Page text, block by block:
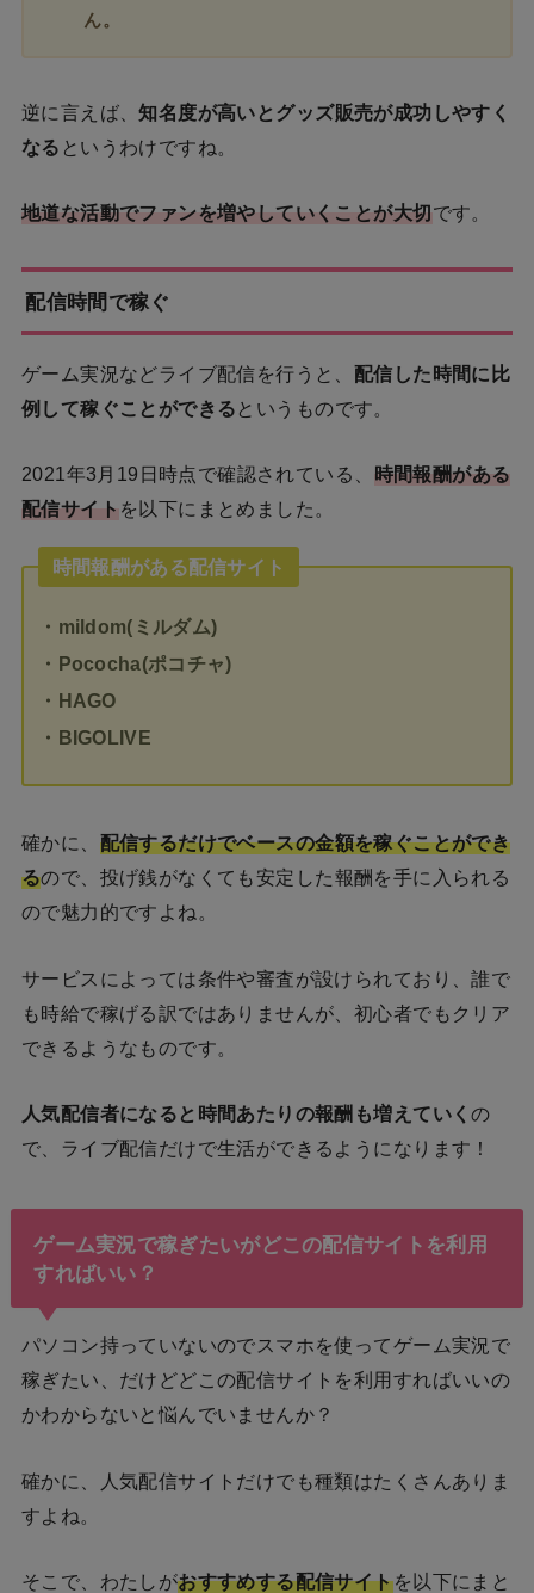
ん。
逆に言えば、知名度が高いとグッズ販売が成功しやすく
なる というわけですね。
地道な活動でファンを増やしていくことが大切です。
配信時間で稼ぐ
ゲーム実況などライブ配信を行うと、 配信した時間に比
例して稼ぐことができる というものです。
2021年3月19日時点で確認されている、 時間報酬がある
配信サイト を以下にまとめました。
時間報酬がある配信サイト
・mildom(ミルダム)
・Pococha(ポコチャ)
・HAGO
・BIGOLIVE
確かに、 配信するだけでベースの金額を稼ぐことができ
るので、投げ銭がなくても安定した報酬を手に入られる
ので魅力的ですよね。
サービスによっては条件や審査が設けられており、誰で
も時給で稼げる訳ではありませんが、初心者でもクリア
できるようなものです。
人気配信者になると時間あたりの報酬も増えていくの
で、ライブ配信だけで生活ができるようになります！
ゲーム実況で稼ぎたいがどこの配信サイトを利用
すればいい？
パソコン持っていないのでスマホを使ってゲーム実況で
稼ぎたい、だけどどこの配信サイトを利用すればいいの
かわからないと悩んでいませんか？
確かに、人気配信サイトだけでも種類はたくさんありま
すよね。
そこで、わたしがおすすめする配信サイトを以下にまと